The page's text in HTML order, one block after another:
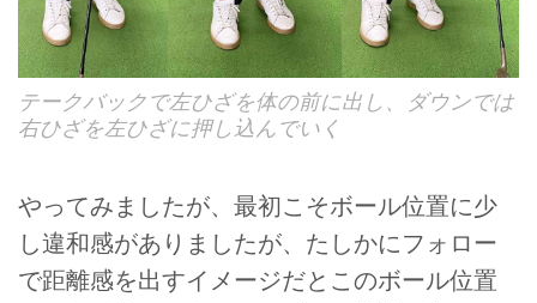
テークバックで左ひざを体の前に出し、ダウンでは
右ひざを左ひざに押し込んでいく
やってみましたが、最初こそボール位置に少
し違和感がありましたが、たしかにフォロー
で距離感を出すイメージだとこのボール位置